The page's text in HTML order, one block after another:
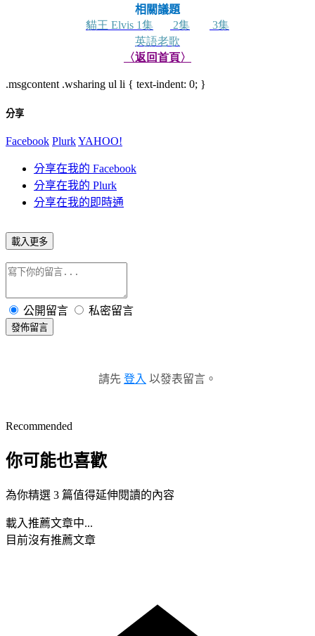
相關議題
貓王 Elvis 1集 2集 3集
英語老歌
〈返回首頁〉
.msgcontent .wsharing ul li { text-indent: 0; }
分享
Facebook PlurkYAHOO!
分享在我的 Facebook
分享在我的 Plurk
分享在我的即時通
載入更多
公開留言 私密留言
發佈留言
請先 登入 以發表留言。
Recommended
你可能也喜歡
為你精選 3 篇值得延伸閱讀的內容
載入推薦文章中...
目前沒有推薦文章